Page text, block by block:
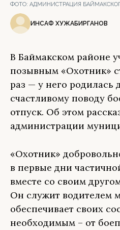
ФОТО: АДМИНИСТРАЦИЯ
ИНСАФ ХУЖАБИРГАНОВ
В Баймакском районе
позывным «Охотник»
раз — у него родилась
счастливому поводу
отпуск. Об этом
администрации
«Охотник»
в первые дни
вместе со своим
Он служит водителем
обеспечивает своих
необходимым – от